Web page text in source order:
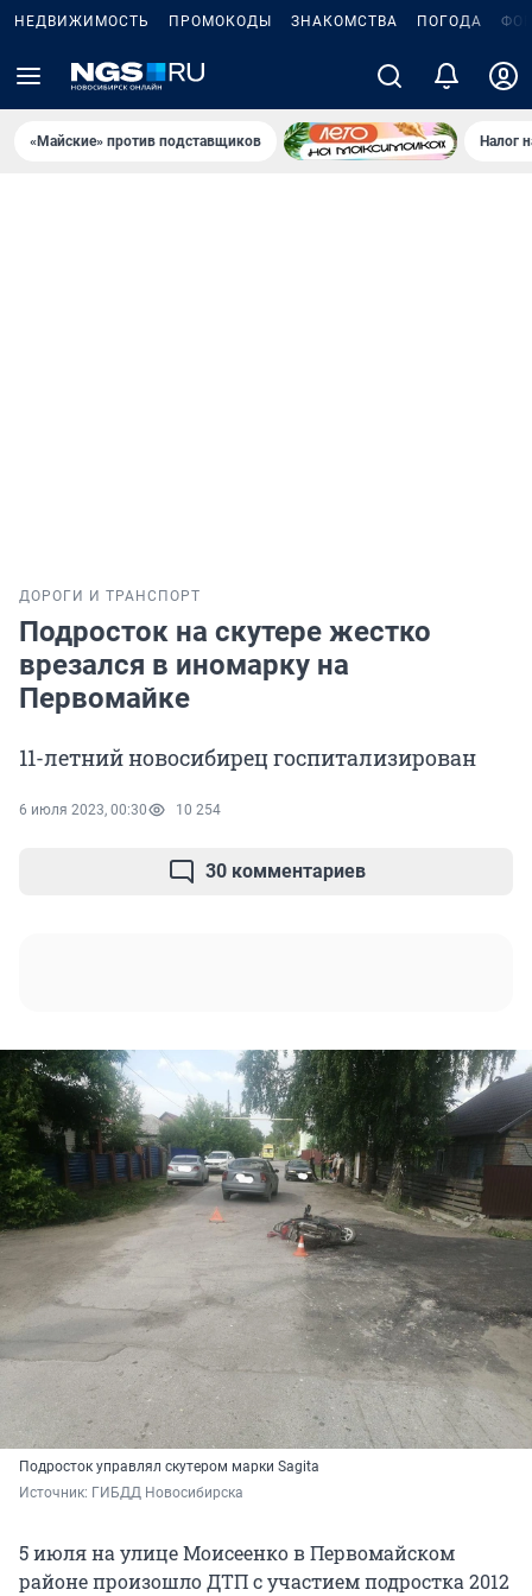
НЕДВИЖИМОСТЬ ПРОМОКОДЫ ЗНАКОМСТВА ПОГОДА
«Майские» против подставщиков Налог
ДОРОГИ И ТРАНСПОРТ
Подросток на скутере жестко
врезался в иномарку на
Первомайке
11-летний новосибирец госпитализирован
6 июля 2023, 00:30 10 254
30 комментариев
Подросток управлял скутером марки Sagita
Источник: ГИБДД Новосибирска
5 июля на улице Моисеенко в Первомайском
районе произошло ДТП с участием подростка 2012